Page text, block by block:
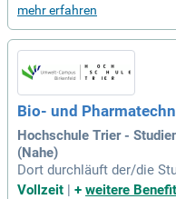
auch Bewerbungen von
Aufgaben gehören In-
hte Herstellung von
gen. Sie gewährleisten
d die Dokumentation in
rbeit an Qualitäts- und
m dynamischen Umfeld.
n Teams!
mehr erfahren
Bio- und
Hochschule Trier -
(Nahe)
Dort durchläuft der/die
r Biologielaborant/-in,
Vollzeit | + weitere